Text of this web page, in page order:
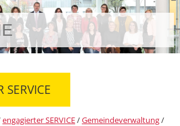
anmelden
SERVICE
engagierter SERVICE/Gemeindeverwaltung/